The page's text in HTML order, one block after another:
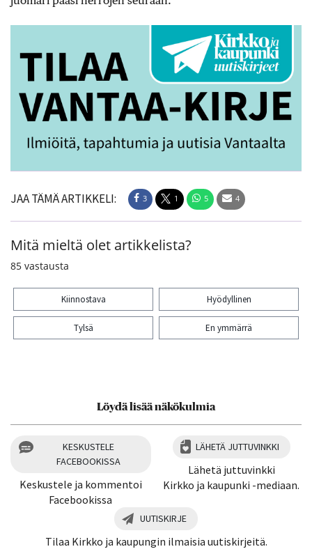
JAA TÄMÄ ARTIKKELI: 3 1 5 4
Mitä mieltä olet artikkelista?
85 vastausta
Kiinnostava Hyödyllinen
Tylsä En ymmärrä
Löydä lisää näkökulmia
KESKUSTELE
FACEBOOKISSA
Keskustele ja kommentoi
Facebookissa
LÄHETÄ JUTTUVINKKI
Lähetä juttuvinkki
Kirkko ja kaupunki -mediaan.
UUTISKIRJE
Tilaa Kirkko ja kaupungin ilmaisia uutiskirjeitä.